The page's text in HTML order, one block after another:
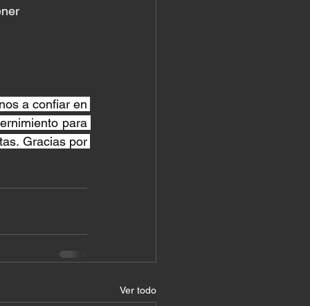
a confiar en
para
Gracias por
Ver todo